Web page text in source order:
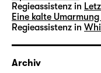
Regieassistenz in
Eine kalte Umarmung
Regieassistenz in
Archiv